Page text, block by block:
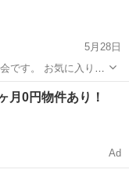
5月28日
に入りの
葉が心に残った？」
、ゆるやかに語り合
月0円物件あり！
Ad